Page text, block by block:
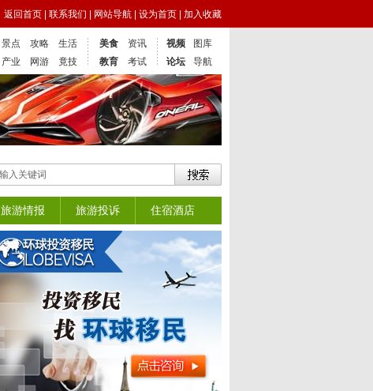
返回首页 联系我们 网站导航 设为首页 加入收藏
景点 攻略
生活
产业 网游 竟技
美食
资讯
教育
考试
视频
图库
论坛
导航
旅游情报 旅游投诉 住宿酒店